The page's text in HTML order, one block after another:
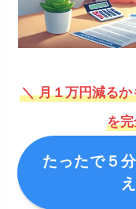
＼ 月１万円減る
を
たったで５